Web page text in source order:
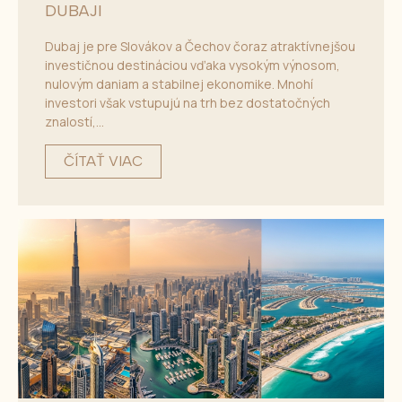
DUBAJI
Dubaj je pre Slovákov a Čechov čoraz atraktívnejšou
investičnou destináciou vďaka vysokým výnosom,
nulovým daniam a stabilnej ekonomike. Mnohí
investori však vstupujú na trh bez dostatočných
znalostí,...
ČÍTAŤ VIAC